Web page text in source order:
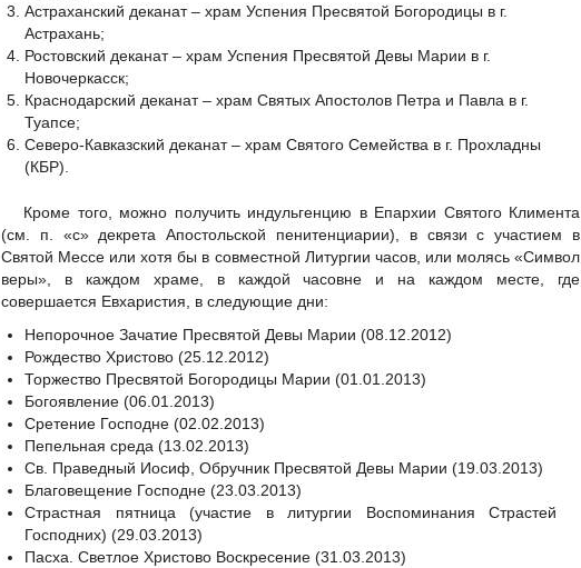
Астраханский деканат – храм Успения Пресвятой Богородицы в г.
Астрахань;
Ростовский деканат – храм Успения Пресвятой Девы Марии в г.
Новочеркасск;
Краснодарский деканат – храм Святых Апостолов Петра и Павла в г.
Туапсе;
Северо-Кавказский деканат – храм Святого Семейства в г. Прохладны
(КБР).
Кроме того, можно получить индульгенцию в Епархии Святого Климента
(см. п. «с» декрета Апостольской пенитенциарии), в связи с участием в
Святой Мессе или хотя бы в совместной Литургии часов, или молясь «Символ
веры», в каждом храме, в каждой часовне и на каждом месте, где
совершается Евхаристия, в следующие дни:
Непорочное Зачатие Пресвятой Девы Марии (08.12.2012)
Рождество Христово (25.12.2012)
Торжество Пресвятой Богородицы Марии (01.01.2013)
Богоявление (06.01.2013)
Сретение Господне (02.02.2013)
Пепельная среда (13.02.2013)
Св. Праведный Иосиф, Обручник Пресвятой Девы Марии (19.03.2013)
Благовещение Господне (23.03.2013)
Страстная пятница (участие в литургии Воспоминания Страстей
Господних) (29.03.2013)
Пасха. Светлое Христово Воскресение (31.03.2013)